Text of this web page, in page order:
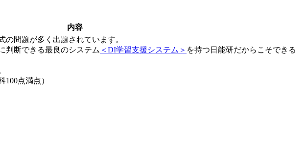
内容
問題が多く出題されています。
判断できる最良のシステム ＜DI学習支援システム＞ を持つ日能研だからこそできる
100点満点）